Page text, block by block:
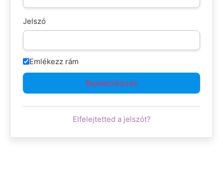
Jelszó
Emlékezz rám
Elfelejtetted a jelszót?